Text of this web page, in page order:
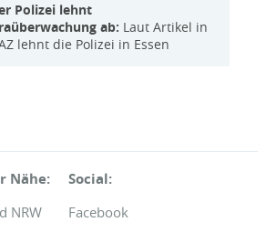
Polizei lehnt
ab: Laut Artikel in
lehnt die Polizei in Essen
Nähe:
NRW
Social:
Facebook